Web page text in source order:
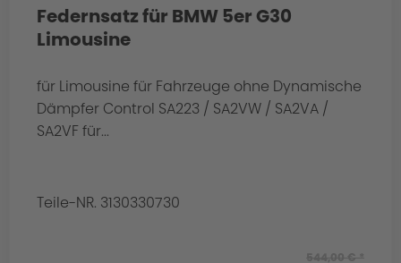
Federnsatz für BMW 5er G30
Limousine
für Limousine für Fahrzeuge ohne Dynamische
Dämpfer Control SA223 / SA2VW / SA2VA /
SA2VF für...
Teile-NR. 3130330730